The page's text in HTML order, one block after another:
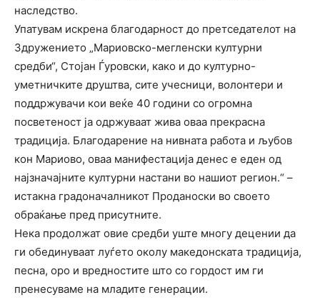
наследство.
Упатувам искрена благодарност до претседателот на
Здружението „Мариовско-мегленски културни
средби“, Стојан Ѓуровски, како и до културно-
уметничките друштва, сите учесници, волонтери и
поддржувачи кои веќе 40 години со огромна
посветеност ја одржуваат жива оваа прекрасна
традиција. Благодарение на нивната работа и љубов
кон Мариово, оваа манифестација денес е еден од
најзначајните културни настани во нашиот регион.“ –
истакна градоначалникот Проданоски во своето
обраќање пред присутните.
Нека продолжат овие средби уште многу децении да
ги обединуваат луѓето околу македонската традиција,
песна, оро и вредностите што со гордост им ги
пренесуваме на младите генерации.